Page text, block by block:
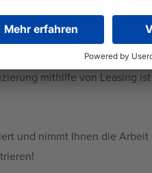
oder Mercedes Sprinter,
und Personen eingesetzt.
sind der Grund für die
mithilfe von Leasing ist
und nimmt Ihnen die Arbeit